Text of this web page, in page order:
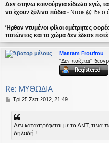
Δεν στηνω καινούργια είδωλα εγώ, τα
να έχουν ξύλινα πόδια - Νιτσε @ Ιδε
Ήρθαν ντυμένοι φίλοι αμέτρητες
πατώντας και το χώμα δεν έδεσε ποτέ
Mantam Froufrou
"Δεν παίζεται"
Re: ΜΥΘΩΔΙΑ
Δ
μ
σ
Τρί 25 Σεπ 2012, 21:49
Δεν καταστρέφεται με το ΔΝΤ, τι να
δηλαδή !